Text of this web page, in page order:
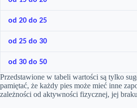
od 20 do 25
od 25 do 30
od 30 do 50
Przedstawione w tabeli wartości są tylko
pamiętać, że każdy pies może mieć inne
zależności od aktywności fizycznej, jej